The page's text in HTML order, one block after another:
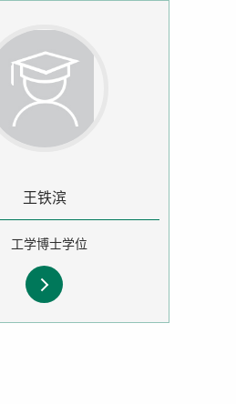
王铁滨
工学博士学位